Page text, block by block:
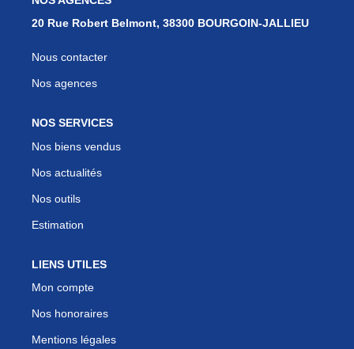
Avis Clients
20 Rue Robert Belmont, 38300 BOURGOIN-JALLIEU
Nous contacter
Nos agences
NOS SERVICES
Nos biens vendus
Nos actualités
Nos outils
Estimation
LIENS UTILES
Mon compte
Nos honoraires
Mentions légales